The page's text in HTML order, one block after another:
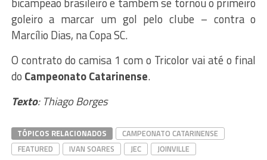
goleiro a marcar um gol pelo clube – contra o
Marcílio Dias, na Copa SC.
O contrato do camisa 1 com o Tricolor vai até o final
do Campeonato Catarinense.
Texto: Thiago Borges
TÓPICOS RELACIONADOS
CAMPEONATO CATARINENSE
FEATURED
IVAN SOARES JEC JOINVILLE